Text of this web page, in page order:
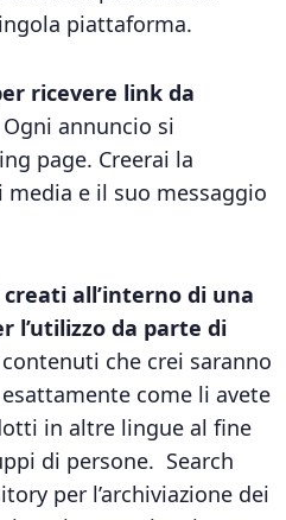
piattaforma.
ricevere link da
Ogni annuncio si
page. Creerai la
e il suo messaggio
all’interno di una
l’utilizzo da parte di
che crei saranno
come li avete
in altre lingue al fine
di persone. Search
per l’archiviazione dei